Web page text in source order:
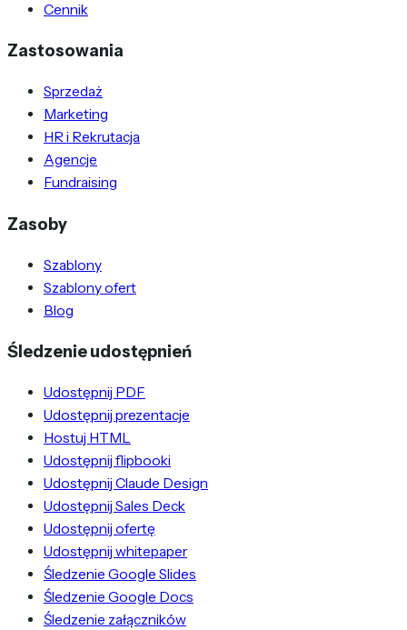
Cennik
Zastosowania
Sprzedaż
Marketing
HR i Rekrutacja
Agencje
Fundraising
Zasoby
Szablony
Szablony ofert
Blog
Śledzenie udostępnień
Udostępnij PDF
Udostępnij prezentacje
Hostuj HTML
Udostępnij flipbooki
Udostępnij Claude Design
Udostępnij Sales Deck
Udostępnij ofertę
Udostępnij whitepaper
Śledzenie Google Slides
Śledzenie Google Docs
Śledzenie załączników